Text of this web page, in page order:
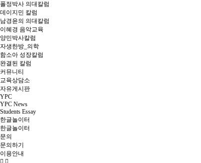
폴정박사 의대칼럼
데이지민 칼럼
남경윤의 의대칼럼
이혜경 음악교육
양민박사칼럼
자생한방_의학
함소아 성장칼럼
완결된 칼럼
커뮤니티
교육상담소
자유게시판
YPC
YPC News
Students Essay
한글놀이터
한글놀이터
문의
문의하기
이용안내